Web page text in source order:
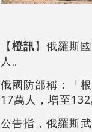
【橙訊】俄羅斯
人。
俄國防部稱：「
17萬人，增至132
公告指，俄羅斯